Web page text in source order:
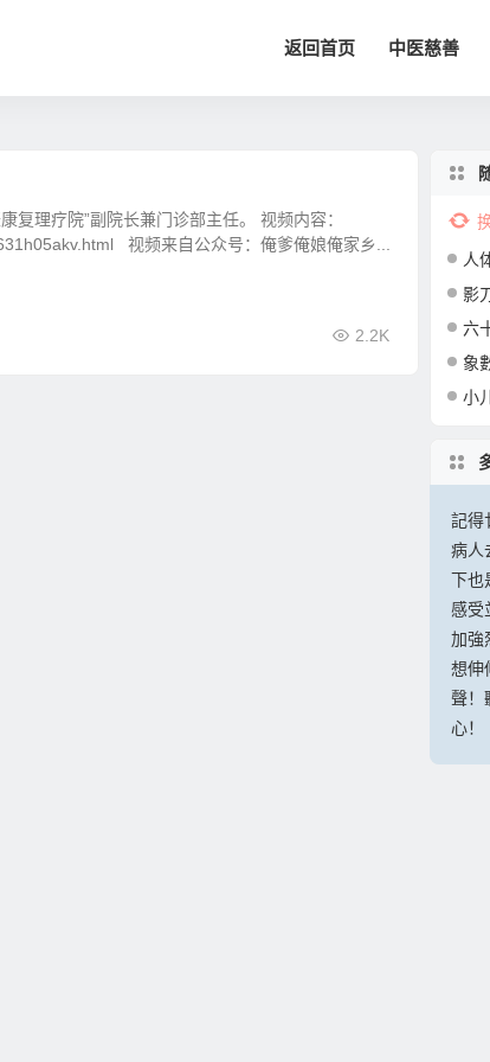
返回首页 中医慈善
复理疗院”副院长兼门诊部主任。 视频内容：
视频来自公众号：俺爹俺娘俺家乡...
2.2K
人
影刀
六
象
小儿推
記得
病人
下也
感受
加強
想伸
聲！
心！